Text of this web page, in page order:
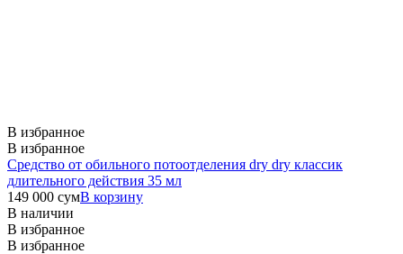
В избранное
В избранное
Средство от обильного потоотделения dry dry классик
длительного действия 35 мл
149 000 сумВ корзину
В наличии
В избранное
В избранное